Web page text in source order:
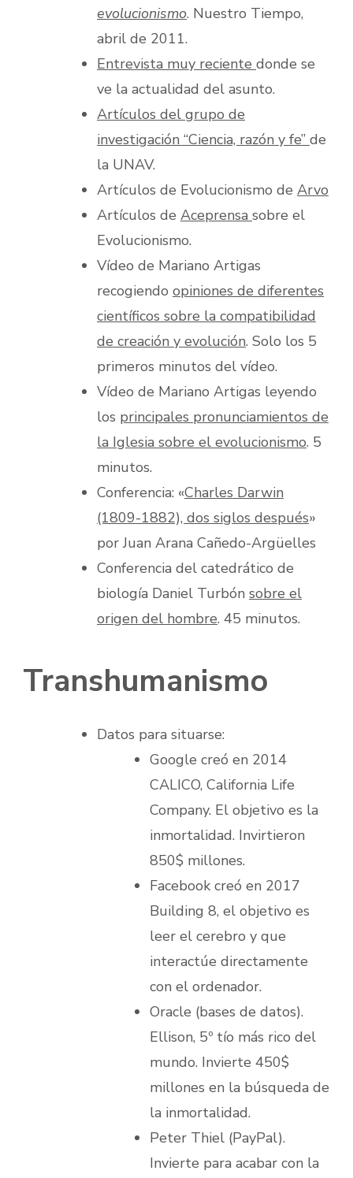
evolucionismo. Nuestro Tiempo,
abril de 2011.
Entrevista muy reciente donde se
ve la actualidad del asunto.
Artículos del grupo de
investigación “Ciencia, razón y fe” de
la UNAV.
Artículos de Evolucionismo de Arvo
Artículos de Aceprensa sobre el
Evolucionismo.
Vídeo de Mariano Artigas
recogiendo opiniones de diferentes
científicos sobre la compatibilidad
de creación y evolución. Solo los 5
primeros minutos del vídeo.
Vídeo de Mariano Artigas leyendo
los principales pronunciamientos de
la Iglesia sobre el evolucionismo. 5
minutos.
Conferencia: «Charles Darwin
(1809-1882), dos siglos después»
por Juan Arana Cañedo-Argüelles
Conferencia del catedrático de
biología Daniel Turbón sobre el
origen del hombre. 45 minutos.
Transhumanismo
Datos para situarse:
Google creó en 2014
CALICO, California Life
Company. El objetivo es la
inmortalidad. Invirtieron
850$ millones.
Facebook creó en 2017
Building 8, el objetivo es
leer el cerebro y que
interactúe directamente
con el ordenador.
Oracle (bases de datos).
Ellison, 5º tío más rico del
mundo. Invierte 450$
millones en la búsqueda de
la inmortalidad.
Peter Thiel (PayPal).
Invierte para acabar con la